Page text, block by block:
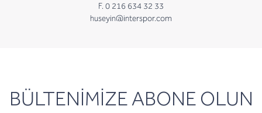
F. 0 216 634 32 33
huseyin@interspor.com
BÜLTENİMİZE ABONE OLUN
newsletter